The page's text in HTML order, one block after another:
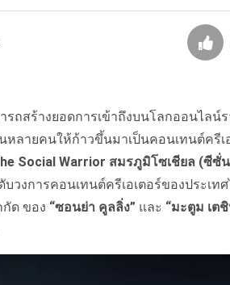
ถสร้างยอดการเข้าถึงบนโลกออนไลน์
ลายคนให้ก้าวขึ้นมาเป็นคอนเทนต์ครีเ
Social Warrior สมรภูมิโซเชียล (ซีซั่น
วงการคอนเทนต์ครีเอเตอร์ของประเท
กัด ของ “ซอนย่า คูลลิ่ง” และ “มะตูม เต